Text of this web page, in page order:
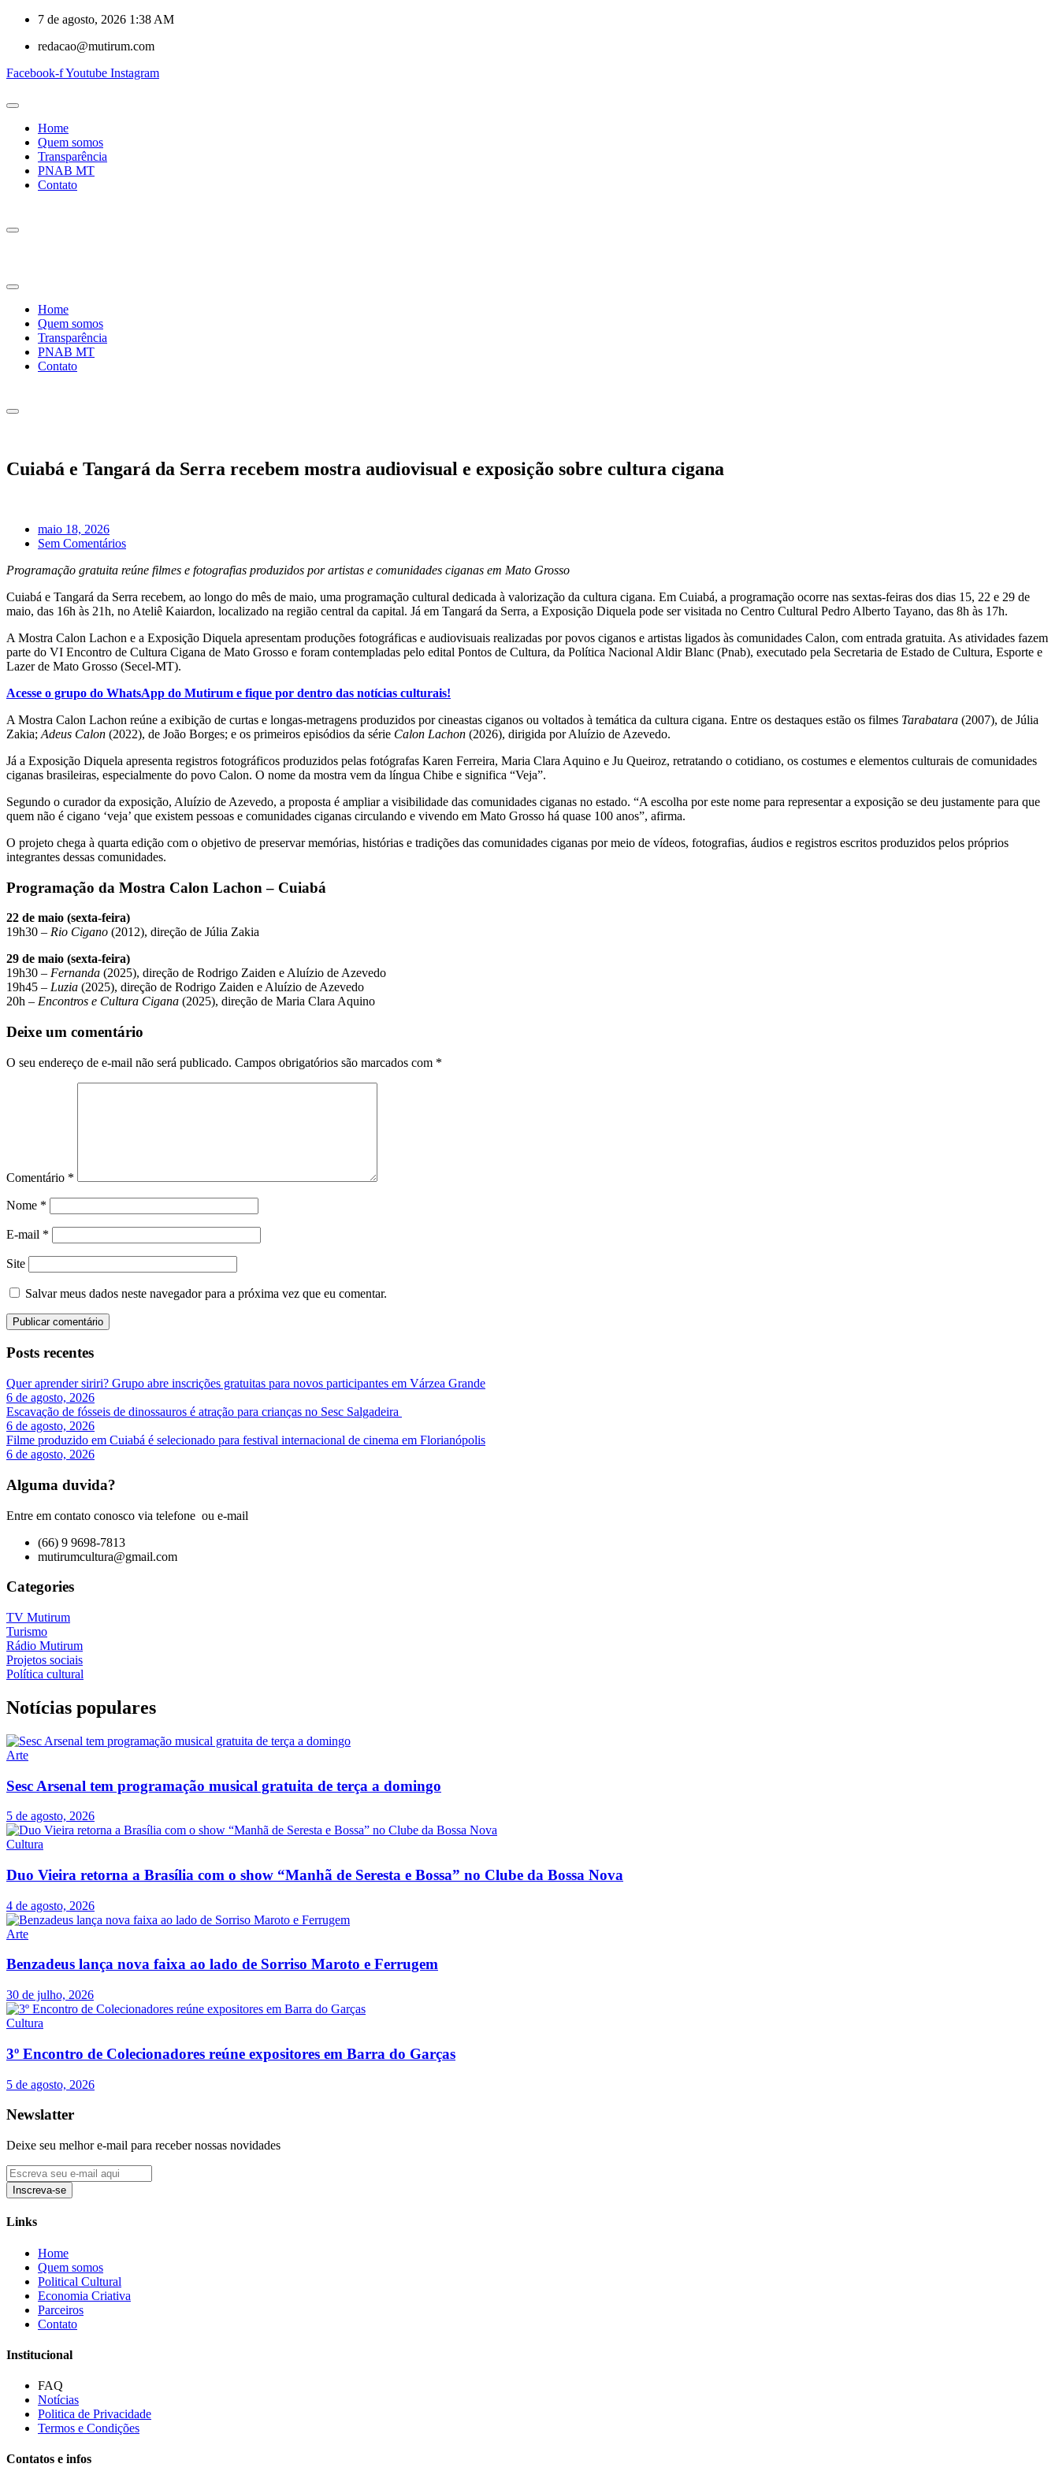
7 de agosto, 2026 1:38 AM
redacao@mutirum.com
Facebook-fYoutube Instagram
Home
Quem somos
Transparência
PNAB MT
Contato
Home
Quem somos
Transparência
PNAB MT
Contato
Cuiabá e Tangará da Serra recebem mostra audiovisual e exposição sobre cultura cigana
maio 18, 2026
Sem Comentários
Programação gratuita reúne filmes e fotografias produzidos por artistas e comunidades ciganas em Mato Grosso
Cuiabá e Tangará da Serra recebem, ao longo do mês de maio, uma programação cultural dedicada à valorização da cultura cigana. Em Cuiabá, a programação ocorre nas sextas-feiras dos dias 15, 22 e 29 de
maio, das 16h às 21h, no Ateliê Kaiardon, localizado na região central da capital. Já em Tangará da Serra, a Exposição Diquela pode ser visitada no Centro Cultural Pedro Alberto Tayano, das 8h às 17h.
A Mostra Calon Lachon e a Exposição Diquela apresentam produções fotográficas e audiovisuais realizadas por povos ciganos e artistas ligados às comunidades Calon, com entrada gratuita. As atividades fazem
parte do VI Encontro de Cultura Cigana de Mato Grosso e foram contempladas pelo edital Pontos de Cultura, da Política Nacional Aldir Blanc (Pnab), executado pela Secretaria de Estado de Cultura, Esporte e
Lazer de Mato Grosso (Secel-MT).
Acesse o grupo do WhatsApp do Mutirum e fique por dentro das notícias culturais!
A Mostra Calon Lachon reúne a exibição de curtas e longas-metragens produzidos por cineastas ciganos ou voltados à temática da cultura cigana. Entre os destaques estão os filmes Tarabatara (2007), de Júlia
Zakia; Adeus Calon (2022), de João Borges; e os primeiros episódios da série Calon Lachon (2026), dirigida por Aluízio de Azevedo.
Já a Exposição Diquela apresenta registros fotográficos produzidos pelas fotógrafas Karen Ferreira, Maria Clara Aquino e Ju Queiroz, retratando o cotidiano, os costumes e elementos culturais de comunidades
ciganas brasileiras, especialmente do povo Calon. O nome da mostra vem da língua Chibe e significa “Veja”.
Segundo o curador da exposição, Aluízio de Azevedo, a proposta é ampliar a visibilidade das comunidades ciganas no estado. “A escolha por este nome para representar a exposição se deu justamente para que
quem não é cigano ‘veja’ que existem pessoas e comunidades ciganas circulando e vivendo em Mato Grosso há quase 100 anos”, afirma.
O projeto chega à quarta edição com o objetivo de preservar memórias, histórias e tradições das comunidades ciganas por meio de vídeos, fotografias, áudios e registros escritos produzidos pelos próprios
integrantes dessas comunidades.
Programação da Mostra Calon Lachon – Cuiabá
22 de maio (sexta-feira)
19h30 – Rio Cigano (2012), direção de Júlia Zakia
29 de maio (sexta-feira)
19h30 – Fernanda (2025), direção de Rodrigo Zaiden e Aluízio de Azevedo
19h45 – Luzia (2025), direção de Rodrigo Zaiden e Aluízio de Azevedo
20h – Encontros e Cultura Cigana (2025), direção de Maria Clara Aquino
Deixe um comentário
O seu endereço de e-mail não será publicado. Campos obrigatórios são marcados com *
Comentário *
Nome *
E-mail *
Site
Salvar meus dados neste navegador para a próxima vez que eu comentar.
Posts recentes
Quer aprender siriri? Grupo abre inscrições gratuitas para novos participantes em Várzea Grande
6 de agosto, 2026
Escavação de fósseis de dinossauros é atração para crianças no Sesc Salgadeira
6 de agosto, 2026
Filme produzido em Cuiabá é selecionado para festival internacional de cinema em Florianópolis
6 de agosto, 2026
Alguma duvida?
Entre em contato conosco via telefone ou e-mail
(66) 9 9698-7813
mutirumcultura@gmail.com
Categories
TV Mutirum
Turismo
Rádio Mutirum
Projetos sociais
Política cultural
Notícias populares
Arte
Sesc Arsenal tem programação musical gratuita de terça a domingo
5 de agosto, 2026
Cultura
Duo Vieira retorna a Brasília com o show “Manhã de Seresta e Bossa” no Clube da Bossa Nova
4 de agosto, 2026
Arte
Benzadeus lança nova faixa ao lado de Sorriso Maroto e Ferrugem
30 de julho, 2026
Cultura
3º Encontro de Colecionadores reúne expositores em Barra do Garças
5 de agosto, 2026
Newslatter
Deixe seu melhor e-mail para receber nossas novidades
Inscreva-se
Links
Home
Quem somos
Political Cultural
Economia Criativa
Parceiros
Contato
Institucional
FAQ
Notícias
Politica de Privacidade
Termos e Condições
Contatos e infos